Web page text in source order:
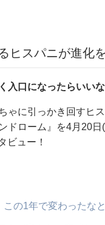
ヒスパニが進化
入口になったらいい
ゃに引っかき回すヒ
ドローム』を4月20
ビュー！
の1年で変わったな